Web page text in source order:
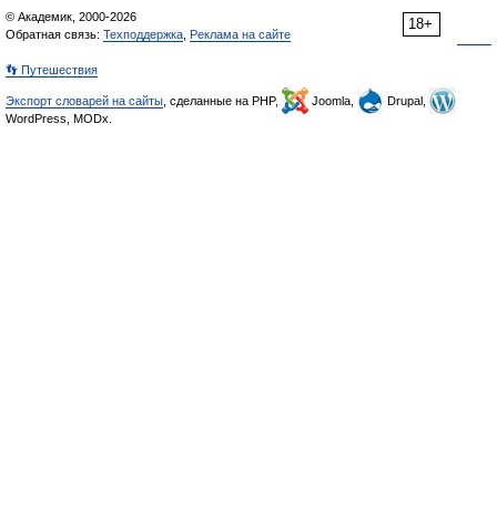
18+
© Академик, 2000-2026
Обратная связь: Техподдержка Реклама на сайте
👣 Путешествия
Экспорт словарей на сайты , сделанные на PHP, Joomla,
Drupal,
WordPress, MODx.